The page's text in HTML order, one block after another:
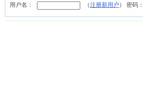
用户名： （注册新用户 ） 密码：